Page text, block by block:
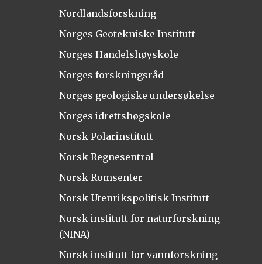
Nordlandsforskning
Norges Geotekniske Institutt
Norges Handelshøyskole
Norges forskningsråd
Norges geologiske undersøkelse
Norges idrettshøgskole
Norsk Polarinstitutt
Norsk Regnesentral
Norsk Romsenter
Norsk Utenrikspolitisk Institutt
Norsk institutt for naturforskning
(NINA)
Norsk institutt for vannforskning